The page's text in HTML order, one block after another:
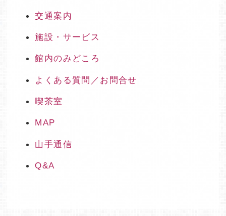
交通案内
施設・サービス
館内のみどころ
よくある質問／お問合せ
喫茶室
MAP
山手通信
Q&A